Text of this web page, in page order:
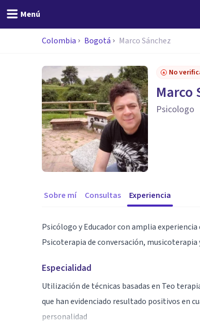
Menú
Colombia Bogotá Marco Sánchez
No
Marco
Psicologo
Sobre mí Consultas Experiencia
Psicólogo y Educador con amplia
Psicoterapia de conversación, musicoterapia
Especialidad
Utilización de técnicas basadas en Teo
que han evidenciado resultado positivos en
personalidad